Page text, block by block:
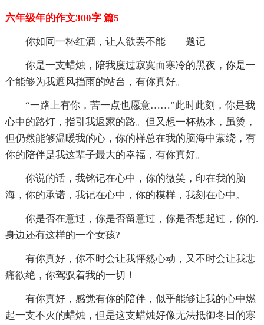
六年级年的作文300字 篇5
你如同一杯红酒，让人欲罢不能——题记
你是一支蜡烛，陪我度过寂寞而寒冷的黑夜，你是一
个能够为我遮风挡雨的站台，有你真好。
“一路上有你，苦一点也愿意……”此时此刻，你是我
心中的路灯，指引我返家的路。但又想一杯热水，虽烫，
但仍然能够温暖我的心，你的样总在我的脑海中萦绕，有
你的陪伴是我这辈子最大的幸福，有你真好。
你说的话，我铭记在心中，你的微笑，印在我的脑
海，你的承诺，我记在心中，你的模样，我刻在心中。
你是否在意过，你是否留意过，你是否想起过，你的.
身边还有这样的一个女孩?
有你真好，你不时会让我怦然心动，又不时会让我悲
痛欲绝，你驾驭着我的一切！
有你真好，感觉有你的陪伴，似乎能够让我的心中燃
起一支不灭的蜡烛，但是这支蜡烛好像无法抵御冬日的寒